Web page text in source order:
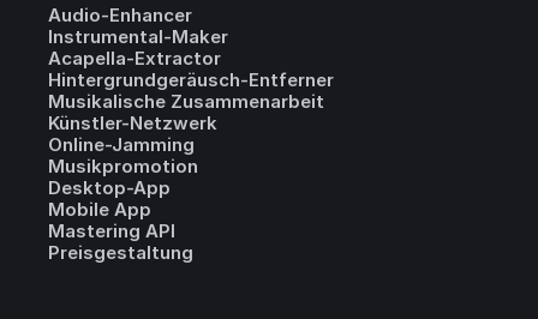
Audio-Enhancer
Instrumental-Maker
Acapella-Extractor
Hintergrundgeräusch-Entferner
Musikalische Zusammenarbeit
Künstler-Netzwerk
Online-Jamming
Musikpromotion
Desktop-App
Mobile App
Mastering API
Preisgestaltung